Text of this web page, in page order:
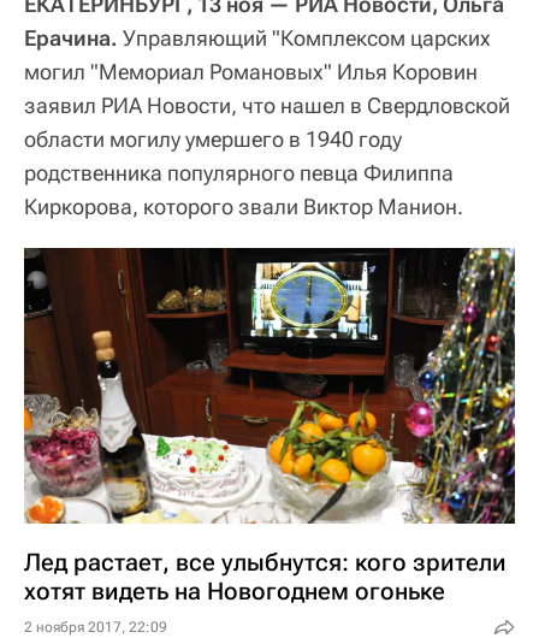
Ерачина. Управляющий "Комплексом царских
могил "Мемориал Романовых" Илья Коровин
заявил РИА Новости, что нашел в Свердловской
области могилу умершего в 1940 году
родственника популярного певца Филиппа
Киркорова, которого звали Виктор Манион.
Лед растает, все улыбнутся: кого зрители
хотят видеть на Новогоднем огоньке
2 ноября 2017, 22:09